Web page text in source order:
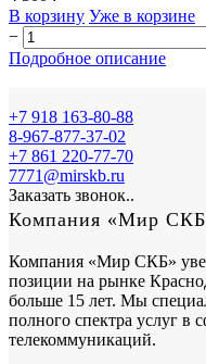
В корзину Уже в корзине
−
Подробное описание
+7 918 163-80-88
8-967-877-37-02
+7 861 220-77-70
7771@mirskb.ru
Заказать звонок..
Компания «Мир
Компания «Мир СКБ»
позиции на рынке
больше 15 лет. Мы
полного спектра услуг в
телекоммуникаций.